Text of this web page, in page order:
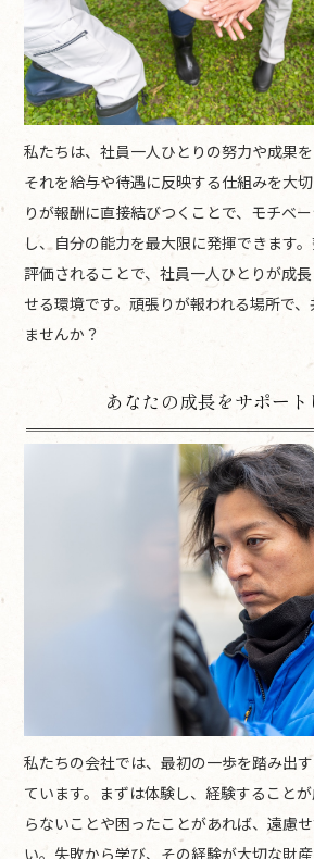
私たちは、社員一人ひとりの努力や成果を
それを給与や待遇に反映する仕組みを大
りが報酬に直接結びつくことで、モチベ
し、自分の能力を最大限に発揮できます
評価されることで、社員一人ひとりが成
せる環境です。頑張りが報われる場所で
ませんか？
あなたの成長をサポート
私たちの会社では、最初の一歩を踏み出
ています。まずは体験し、経験すること
らないことや困ったことがあれば、遠慮
い。失敗から学び、その経験が大切な財